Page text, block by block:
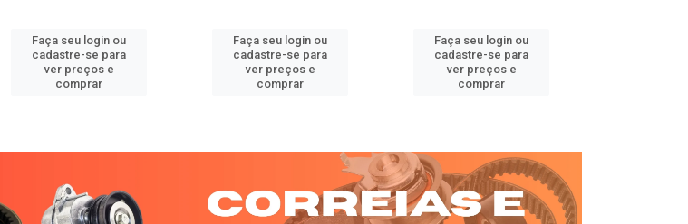
Faça seu login ou
cadastre-se para
ver preços e
comprar
Faça seu login ou
cadastre-se para
ver preços e
comprar
Faça seu login ou
cadastre-se para
ver preços e
comprar